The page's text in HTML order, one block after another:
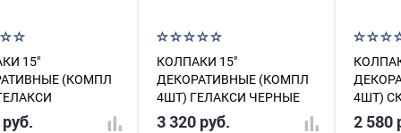
15"
(КОМПЛ
КАРБОН)
КОЛПАКИ 15"
ДЕКОРАТИВНЫЕ (КОМПЛ
4ШТ) ГЕЛАКСИ ЧЕРНЫЕ
AWCC-15-22
3 320 руб.
4ШТ)
2 580